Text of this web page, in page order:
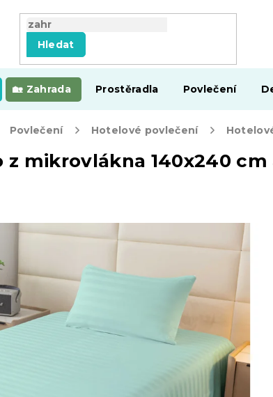
Hledat
Zahrada Prostěradla Povlečení
Povlečení Hotelové povlečení
mikrovlákna 140x240 cm